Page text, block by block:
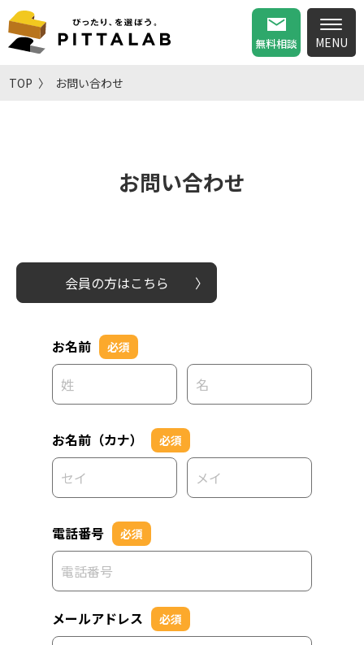
無料相談
TOP お問い合わせ
お問い合わせ
会員の方はこちら
お名前 必須
お名前（カナ） 必須
電話番号 必須
メールアドレス 必須